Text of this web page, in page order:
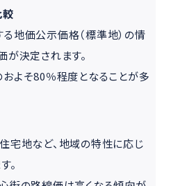
較
地価公示価格（標準地）の情
が決定されます。
よそ80％程度となることが多
宅地など、地域の特性に応じ
。